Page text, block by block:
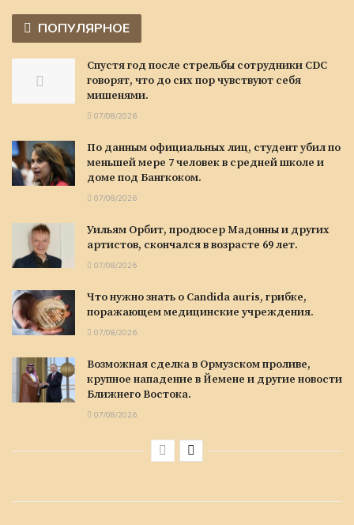
ПОПУЛЯРНОЕ
Спустя год после стрельбы сотрудники CDC
говорят, что до сих пор чувствуют себя
мишенями.
07/08/2026
По данным официальных лиц, студент убил по
меньшей мере 7 человек в средней школе и
доме под Бангкоком.
07/08/2026
Уильям Орбит, продюсер Мадонны и других
артистов, скончался в возрасте 69 лет.
07/08/2026
Что нужно знать о Candida auris, грибке,
поражающем медицинские учреждения.
07/08/2026
Возможная сделка в Ормузском проливе,
крупное нападение в Йемене и другие новости
Ближнего Востока.
07/08/2026